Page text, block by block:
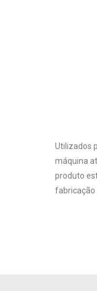
Utilizados
máquina
produto
fabricação